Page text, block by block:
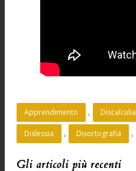
Apprendimento , Discalculia
Dislessia , Disortografia ,
Gli articoli più recenti